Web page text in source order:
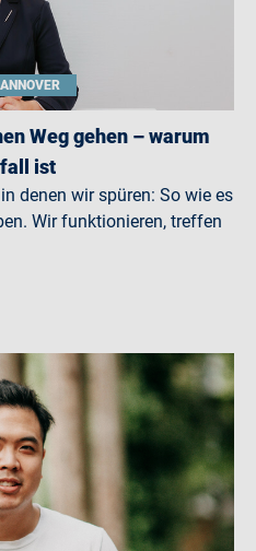
Weg gehen – warum
ist
denen wir spüren: So wie es
Wir funktionieren, treffen